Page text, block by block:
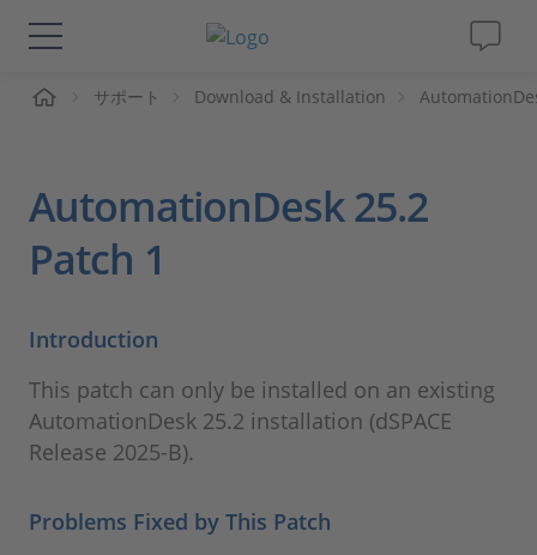
ソリューションと製品
動画
企業情報
採用情報
サポート Download & Installation
AutomationDesk 25.2
Patch 1
Introduction
This patch can only be installed on an existing
AutomationDesk 25.2 installation (dSPACE
Release 2025-B).
Problems Fixed by This Patch